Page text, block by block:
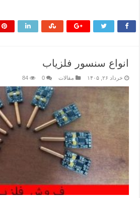
انواع سنسور فلزیاب
خرداد ۲۶, ۱۴۰۵ مقالات 0
84